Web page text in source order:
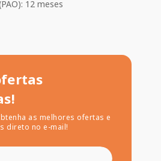
12 meses
as melhores ofertas e
direto no e-mail!